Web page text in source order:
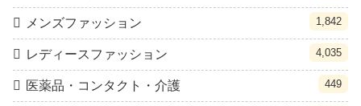
メンズファッション 1,842
レディースファッション 4,035
医薬品・コンタクト・介護 449